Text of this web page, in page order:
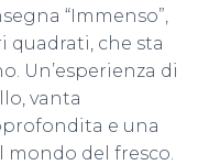
“Immenso”,
quadrati, che sta
Un’esperienza di
vanta
e una
del fresco.